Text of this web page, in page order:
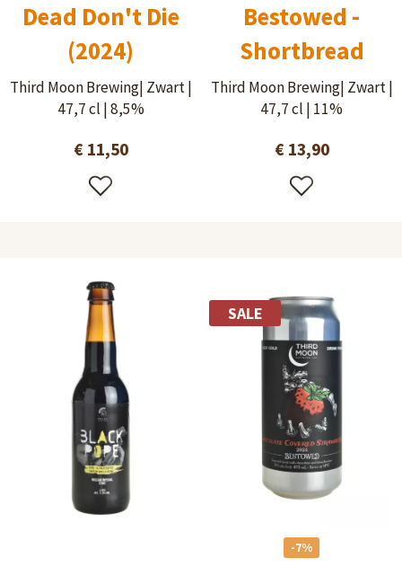
Dead Don't Die
(2024)
Third Moon Brewing| Zwart |
47,7 cl | 8,5%
€ 11,50
Bestowed -
Shortbread
Third Moon Brewing| Zwart |
47,7 cl | 11%
€ 13,90
SALE
-7%